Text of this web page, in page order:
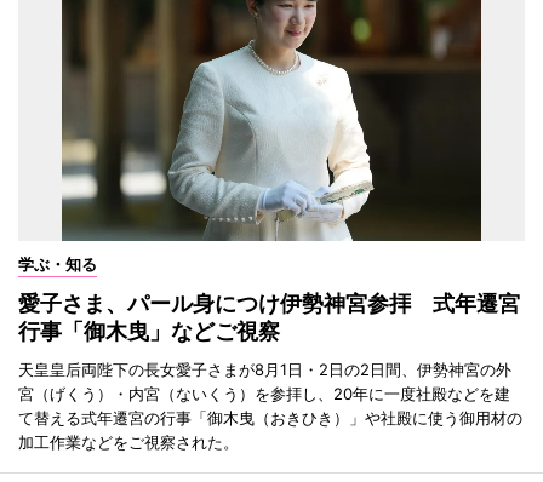
学ぶ・知る
愛子さま、パール身につけ伊勢神宮参拝 式年遷宮
行事「御木曳」などご視察
天皇皇后両陛下の長女愛子さまが8月1日・2日の2日間、伊勢神宮の外
宮（げくう）・内宮（ないくう）を参拝し、20年に一度社殿などを建
て替える式年遷宮の行事「御木曳（おきひき）」や社殿に使う御用材の
加工作業などをご視察された。